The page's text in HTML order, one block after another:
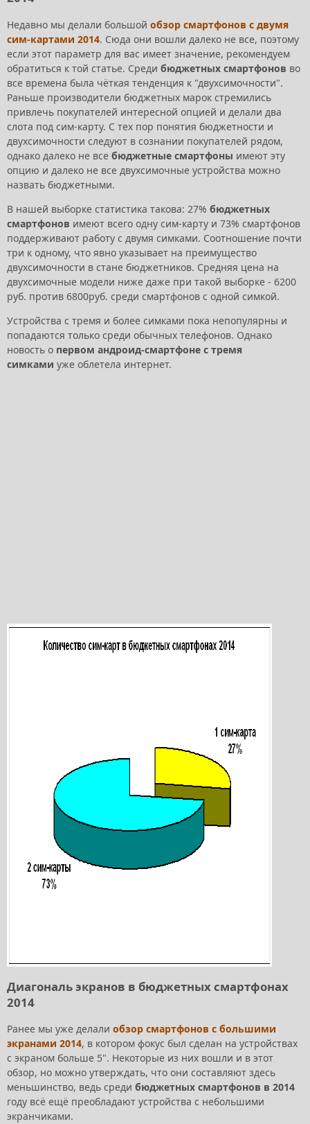
Недавно мы делали большой обзор смартфонов с двумя
сим-картами 2014. Сюда они вошли далеко не все, поэтому
если этот параметр для вас имеет значение, рекомендуем
обратиться к той статье. Среди бюджетных смартфонов во
все времена была чёткая тенденция к "двухсимочности".
Раньше производители бюджетных марок стремились
привлечь покупателей интересной опцией и делали два
слота под сим-карту. С тех пор понятия бюджетности и
двухсимочности следуют в сознании покупателей рядом,
однако далеко не все бюджетные смартфоны имеют эту
опцию и далеко не все двухсимочные устройства можно
назвать бюджетными.
В нашей выборке статистика такова: 27% бюджетных
смартфонов имеют всего одну сим-карту и 73% смартфонов
поддерживают работу с двумя симками. Соотношение почти
три к одному, что явно указывает на преимущество
двухсимочности в стане бюджетников. Средняя цена на
двухсимочные модели ниже даже при такой выборке - 6200
руб. против 6800руб. среди смартфонов с одной симкой.
Устройства с тремя и более симками пока непопулярны и
попадаются только среди обычных телефонов. Однако
новость о первом андроид-смартфоне с тремя
симками уже облетела интернет.
Диагональ экранов в бюджетных смартфонах
2014
Ранее мы уже делали обзор смартфонов с большими
экранами 2014, в котором фокус был сделан на устройствах
с экраном больше 5". Некоторые из них вошли и в этот
обзор, но можно утверждать, что они составляют здесь
меньшинство, ведь среди бюджетных смартфонов в 2014
году всё ещё преобладают устройства с небольшими
экранчиками.